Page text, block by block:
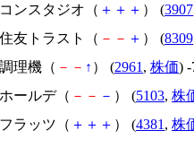
ンスタジオ（ ＋ ＋ ＋ ） (3907
友トラスト（ － － ＋ ） (8309
理機（ － － ↑ ） (2961 , 株価) -
ールデ（ － － － ） (5103, 株
ラッツ（ ＋ ＋ ＋ ） (4381 , 株